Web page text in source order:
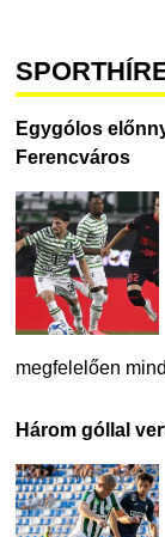
Egygólos
Ferencváros
megfelelően
Három góllal